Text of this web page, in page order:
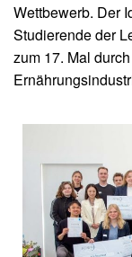
Wettbewerb. Der
Studierende der
zum 17. Mal